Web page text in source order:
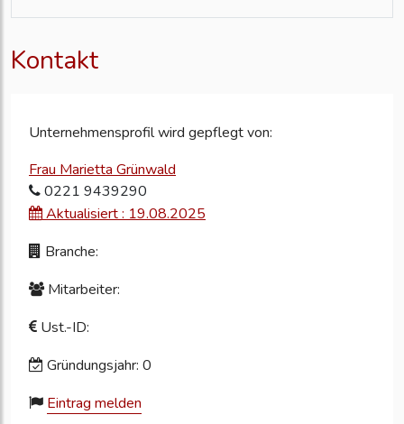
Kontakt
Unternehmensprofil wird gepflegt von:
Frau Marietta Grünwald
0221 9439290
Aktualisiert : 19.08.2025
Branche:
Mitarbeiter:
Ust.-ID:
Gründungsjahr: 0
Eintrag melden